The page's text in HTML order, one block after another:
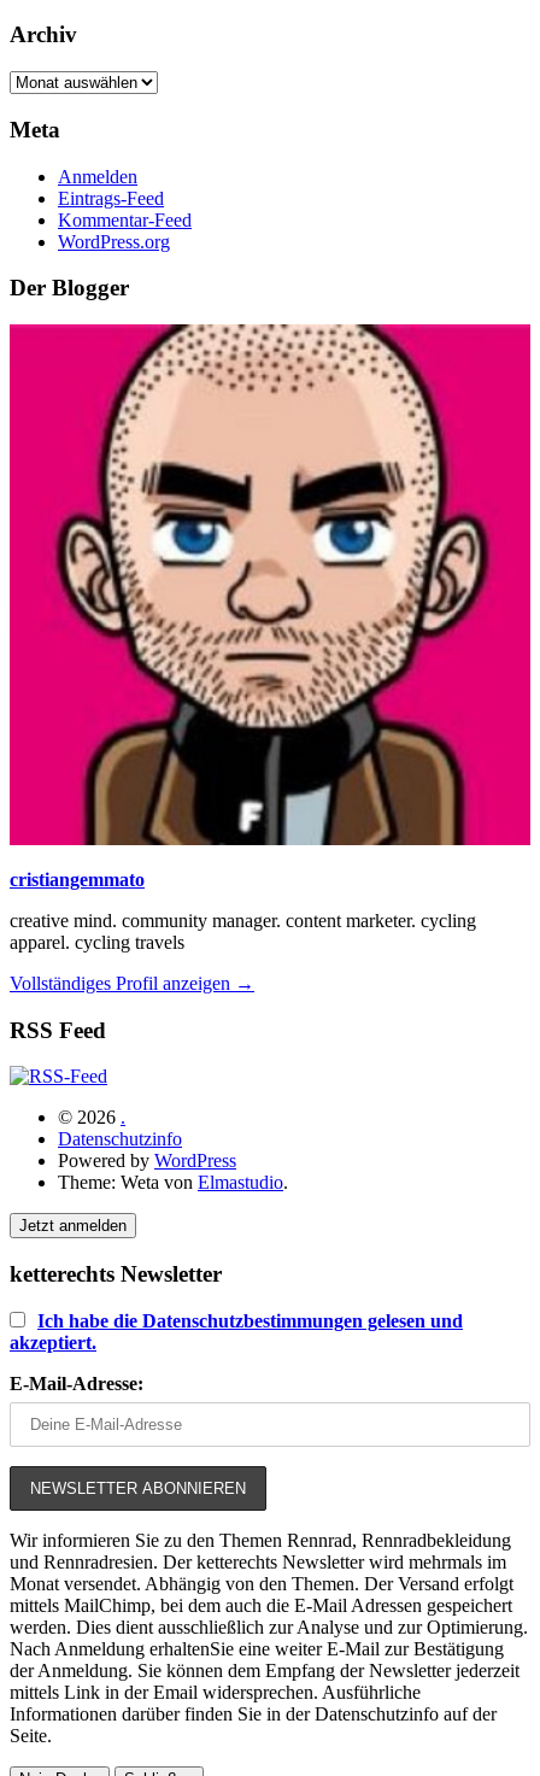
Archiv
Archiv
Meta
Anmelden
Eintrags-Feed
Kommentar-Feed
WordPress.org
Der Blogger
cristiangemmato
creative mind. community manager. content marketer. cycling
apparel. cycling travels
Vollständiges Profil anzeigen →
RSS Feed
© 2026 .
Datenschutzinfo
Powered by WordPress
Theme: Weta von Elmastudio.
Jetzt anmelden
ketterechts Newsletter
Ich habe die Datenschutzbestimmungen gelesen und
akzeptiert.
E-Mail-Adresse:
Wir informieren Sie zu den Themen Rennrad, Rennradbekleidung
und Rennradresien. Der ketterechts Newsletter wird mehrmals im
Monat versendet. Abhängig von den Themen. Der Versand erfolgt
mittels MailChimp, bei dem auch die E-Mail Adressen gespeichert
werden. Dies dient ausschließlich zur Analyse und zur Optimierung.
Nach Anmeldung erhaltenSie eine weiter E-Mail zur Bestätigung
der Anmeldung. Sie können dem Empfang der Newsletter jederzeit
mittels Link in der Email widersprechen. Ausführliche
Informationen darüber finden Sie in der Datenschutzinfo auf der
Seite.